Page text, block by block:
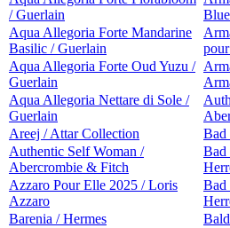
/ Guerlain
Aqua Allegoria Forte Mandarine
Basilic / Guerlain
Aqua Allegoria Forte Oud Yuzu /
Guerlain
Aqua Allegoria Nettare di Sole /
Guerlain
Areej / Attar Collection
Bad
Authentic Self Woman /
Abercrombie & Fitch
Bad
Azzaro Pour Elle 2025 / Loris
Azzaro
Bad
Barenia / Hermes